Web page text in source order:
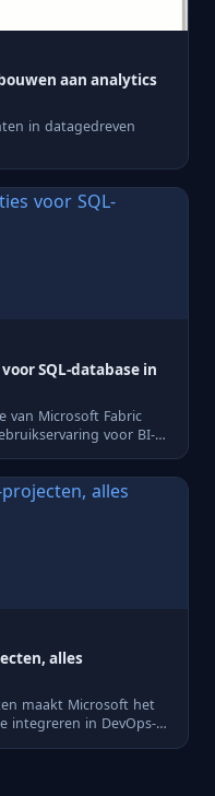
aan analytics
in datagedreven
SQL-database in
van Microsoft Fabric
voor BI-
alles
maakt Microsoft het
integreren in DevOps-